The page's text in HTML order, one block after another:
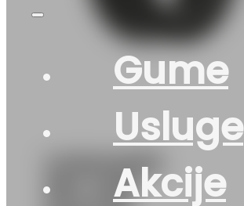
Gume
Usluge
Akcije
G235/45R18
98V GRIP